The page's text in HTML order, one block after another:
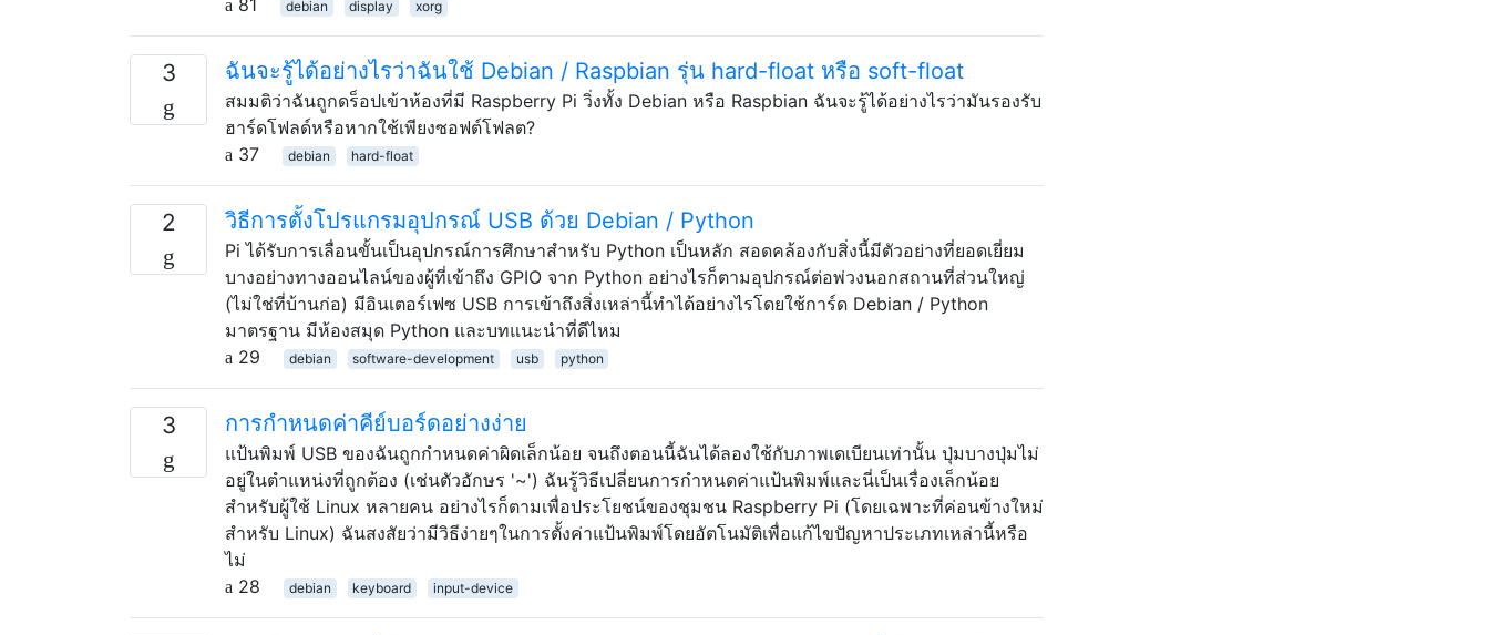
debian display xorg
3 ฉันจะรู้ได้อย่างไรว่าฉันใช้ Debian / Raspbian รุ่น hard-float หรือ soft-float
สมมติว่าฉันถูกดร็อปเข้าห้องที่มี Raspberry Pi วิ่งทั้ง Debian หรือ Raspbian ฉันจะรู้ได้อย่างไรว่ามันรองรับ
ฮาร์ดโฟลด์หรือหากใช้เพียงซอฟต์โฟลต?
37
debian hard-float
2 วิธีการตั้งโปรแกรมอุปกรณ์ USB ด้วย Debian / Python
Pi ได้รับการเลื่อนขั้นเป็นอุปกรณ์การศึกษาสำหรับ Python เป็นหลัก สอดคล้องกับสิ่งนี้มีตัวอย่างที่ยอดเยี่ยม
บางอย่างทางออนไลน์ของผู้ที่เข้าถึง GPIO จาก Python อย่างไรก็ตามอุปกรณ์ต่อพ่วงนอกสถานที่ส่วนใหญ่
(ไม่ใช่ที่บ้านก่อ) มีอินเตอร์เฟซ USB การเข้าถึงสิ่งเหล่านี้ทำได้อย่างไรโดยใช้การ์ด Debian / Python
มาตรฐาน มีห้องสมุด Python และบทแนะนำที่ดีไหม
29
debian software-development usb python
3 การกำหนดค่าคีย์บอร์ดอย่างง่าย
แป้นพิมพ์ USB ของฉันถูกกำหนดค่าผิดเล็กน้อย จนถึงตอนนี้ฉันได้ลองใช้กับภาพเดเบียนเท่านั้น ปุ่มบางปุ่มไม่
อยู่ในตำแหน่งที่ถูกต้อง (เช่นตัวอักษร '~') ฉันรู้วิธีเปลี่ยนการกำหนดค่าแป้นพิมพ์และนี่เป็นเรื่องเล็กน้อย
สำหรับผู้ใช้ Linux หลายคน อย่างไรก็ตามเพื่อประโยชน์ของชุมชน Raspberry Pi (โดยเฉพาะที่ค่อนข้างใหม่
สำหรับ Linux) ฉันสงสัยว่ามีวิธีง่ายๆในการตั้งค่าแป้นพิมพ์โดยอัตโนมัติเพื่อแก้ไขปัญหาประเภทเหล่านี้หรือ
ไม่
28
debian keyboard input-device